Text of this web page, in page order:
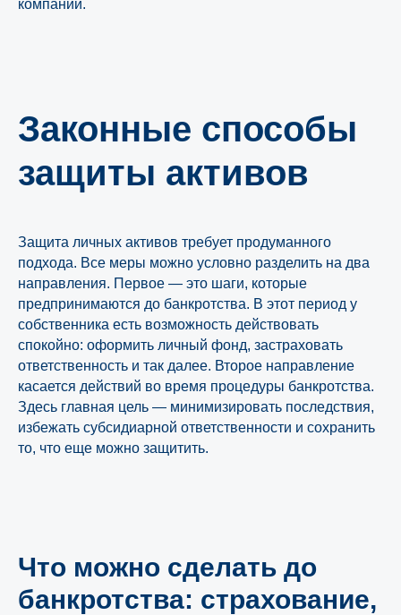
компании.
Законные способы
защиты активов
Защита личных активов требует продуманного
подхода. Все меры можно условно разделить на два
направления. Первое — это шаги, которые
предпринимаются до банкротства. В этот период у
собственника есть возможность действовать
спокойно: оформить личный фонд, застраховать
ответственность и так далее. Второе направление
касается действий во время процедуры банкротства.
Здесь главная цель — минимизировать последствия,
избежать субсидиарной ответственности и сохранить
то, что еще можно защитить.
Что можно сделать до
банкротства: страхование,
Узнайте, какое решение
подойдёт именно для
вашего бизнеса
И получите в подарок нашу книгу о том,
как банкротиться правильно и что
необходимо учитывать